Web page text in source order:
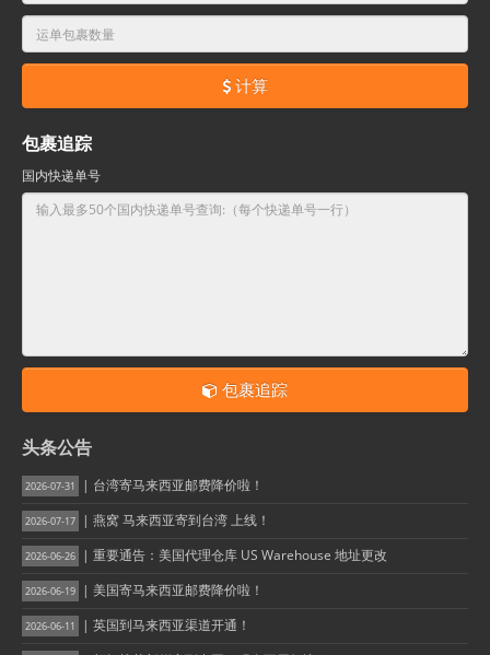
计算
包裹追踪
国内快递单号
包裹追踪
头条公告
2026-07-31 | 台湾寄马来西亚邮费降价啦！
2026-07-17 | 燕窝 马来西亚寄到台湾 上线！
2026-06-26 | 重要通告：美国代理仓库 US Warehouse 地址更改
2026-06-19 | 美国寄马来西亚邮费降价啦！
2026-06-11 | 英国到马来西亚渠道开通！